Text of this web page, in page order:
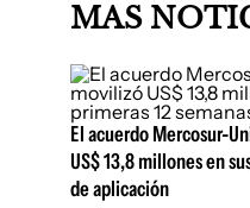
MAS
El acuerdo Mercosur-
US$ 13,8 millones en
de aplicación